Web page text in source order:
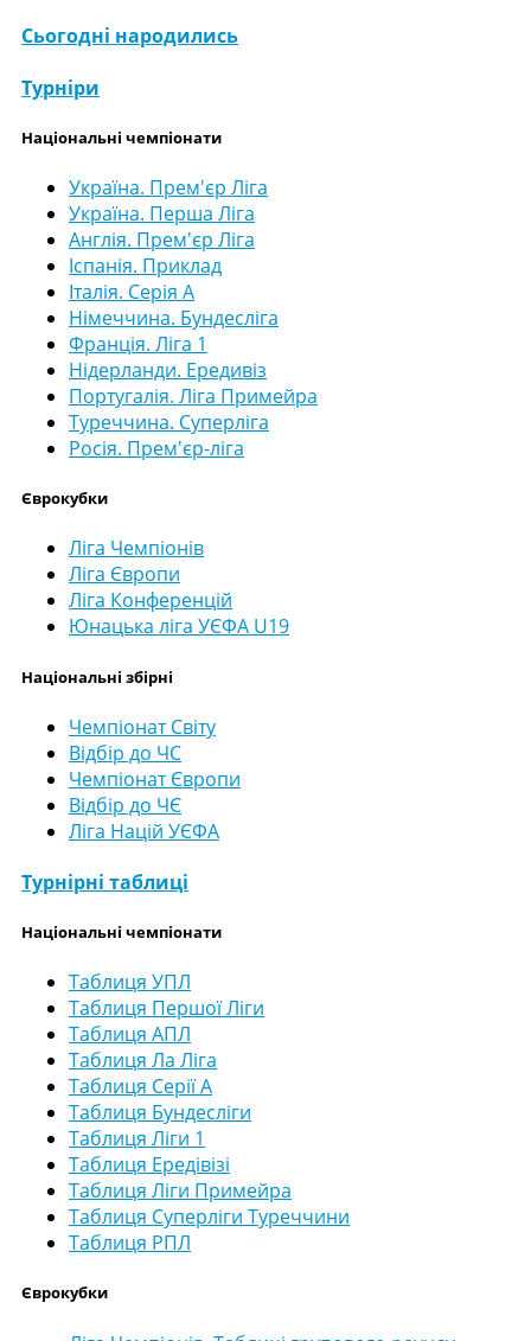
Сьогодні народились
Турніри
Національні чемпіонати
Україна. Прем'єр Ліга
Україна. Перша Ліга
Англія. Прем'єр Ліга
Іспанія. Приклад
Італія. Серія А
Німеччина. Бундесліга
Франція. Ліга 1
Нідерланди. Ередивіз
Португалія. Ліга Примейра
Туреччина. Суперліга
Росія. Прем'єр-ліга
Єврокубки
Ліга Чемпіонів
Ліга Європи
Ліга Конференцій
Юнацька ліга УЄФА U19
Національні збірні
Чемпіонат Світу
Відбір до ЧС
Чемпіонат Європи
Відбір до ЧЄ
Ліга Націй УЄФА
Турнірні таблиці
Національні чемпіонати
Таблиця УПЛ
Таблиця Першої Ліги
Таблиця АПЛ
Таблиця Ла Ліга
Таблиця Серії А
Таблиця Бундесліги
Таблиця Ліги 1
Таблиця Ередівізі
Таблиця Ліги Примейра
Таблиця Суперліги Туреччини
Таблиця РПЛ
Єврокубки